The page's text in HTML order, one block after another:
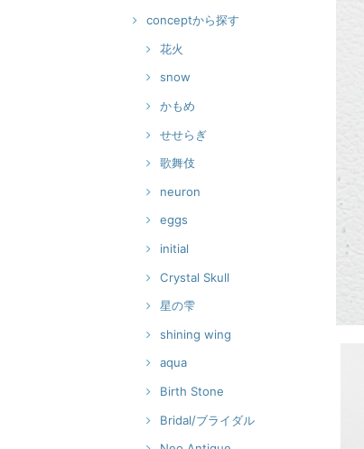
conceptから探す
花火
snow
かもめ
せせらぎ
歌舞伎
neuron
eggs
initial
Crystal Skull
星の雫
shining wing
aqua
Birth Stone
Bridal/ブライダル